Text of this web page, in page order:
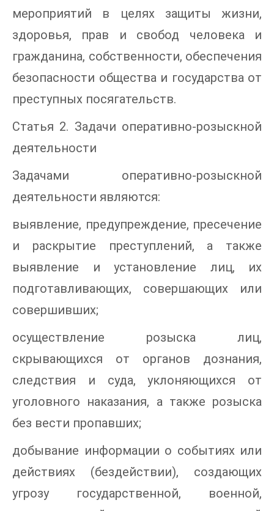
мероприятий в целях защиты жизни,
здоровья, прав и свобод человека и
гражданина, собственности, обеспечения
безопасности общества и государства от
преступных посягательств.
Статья 2. Задачи оперативно-розыскной
деятельности
Задачами оперативно-розыскной
деятельности являются:
выявление, предупреждение, пресечение
и раскрытие преступлений, а также
выявление и установление лиц, их
подготавливающих, совершающих или
совершивших;
осуществление розыска лиц,
скрывающихся от органов дознания,
следствия и суда, уклоняющихся от
уголовного наказания, а также розыска
без вести пропавших;
добывание информации о событиях или
действиях (бездействии), создающих
угрозу государственной, военной,